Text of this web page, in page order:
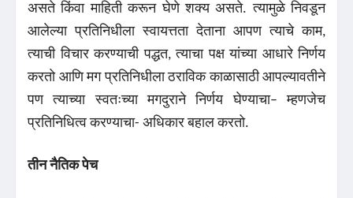
असते किंवा माहिती करून घेणे शक्य असते. त्यामुळे निवडून
आलेल्या प्रतिनिधीला स्वायत्तता देताना आपण त्याचे काम,
त्याची विचार करण्याची पद्धत, त्याचा पक्ष यांच्या आधारे निर्णय
करतो आणि मग प्रतिनिधीला ठराविक काळासाठी आपल्यावतीने
पण त्याच्या स्वतःच्या मगदुराने निर्णय घेण्याचा– म्हणजेच
प्रतिनिधित्व करण्याचा- अधिकार बहाल करतो.
तीननैतिक पेच